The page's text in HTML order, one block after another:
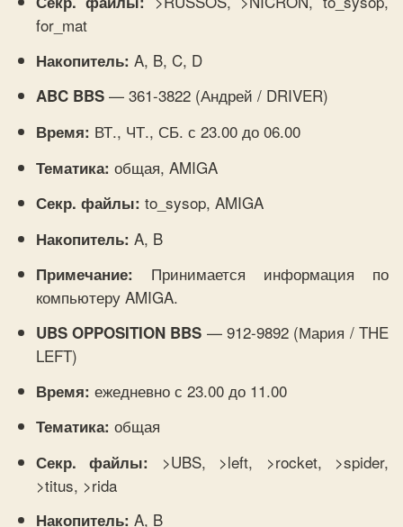
for_mat
Накопитель: A, B, C, D
ABC BBS— 361-3822 (Андрей / DRIVER)
Время: ВТ., ЧТ., СБ. с 23.00 до 06.00
Тематика: общая, AMIGA
Секр. файлы: to_sysop, AMIGA
Накопитель: A, B
Примечание: Принимается информация по
компьютеру AMIGA.
UBS OPPOSITION BBS — 912-9892 (Мария / THE
LEFT)
Время: ежедневно с 23.00 до 11.00
Тематика: общая
Секр. файлы:
>UBS, >left, >rocket, >spider,
>titus, >rida
Накопитель: A, B